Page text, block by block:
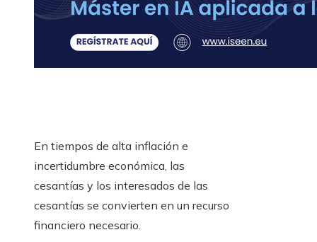
En tiempos de alta inflación e
incertidumbre económica, las
cesantías y los interesados ​​de las
cesantías se convierten en un recurso
financiero necesario.